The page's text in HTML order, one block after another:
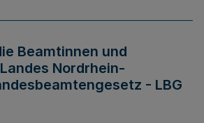
Beamtinnen und
Nordrhein-
- LBG